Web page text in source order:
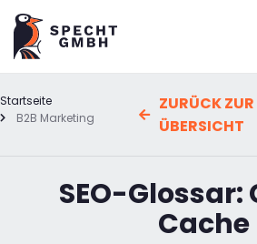
Startseite
B2B Marketing
ZURÜCK
ÜBERSICHT
SEO-Glossar:
Cache